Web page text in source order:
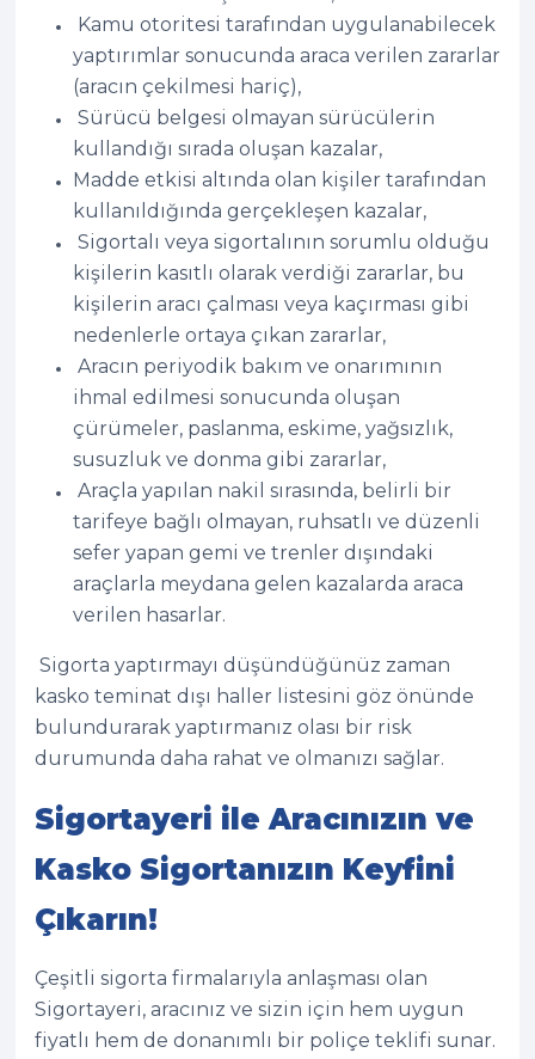
Kamu otoritesi tarafından uygulanabilecek
yaptırımlar sonucunda araca verilen zararlar
(aracın çekilmesi hariç),
Sürücü belgesi olmayan sürücülerin
kullandığı sırada oluşan kazalar,
Madde etkisi altında olan kişiler tarafından
kullanıldığında gerçekleşen kazalar,
Sigortalı veya sigortalının sorumlu olduğu
kişilerin kasıtlı olarak verdiği zararlar, bu
kişilerin aracı çalması veya kaçırması gibi
nedenlerle ortaya çıkan zararlar,
Aracın periyodik bakım ve onarımının
ihmal edilmesi sonucunda oluşan
çürümeler, paslanma, eskime, yağsızlık,
susuzluk ve donma gibi zararlar,
Araçla yapılan nakil sırasında, belirli bir
tarifeye bağlı olmayan, ruhsatlı ve düzenli
sefer yapan gemi ve trenler dışındaki
araçlarla meydana gelen kazalarda araca
verilen hasarlar.
Sigorta yaptırmayı düşündüğünüz zaman
kasko teminat dışı haller listesini göz önünde
bulundurarak yaptırmanız olası bir risk
durumunda daha rahat ve olmanızı sağlar.
Sigortayeri ile Aracınızın ve
Kasko Sigortanızın Keyfini
Çıkarın!
Çeşitli sigorta firmalarıyla anlaşması olan
Sigortayeri, aracınız ve sizin için hem uygun
fiyatlı hem de donanımlı bir poliçe teklifi sunar.